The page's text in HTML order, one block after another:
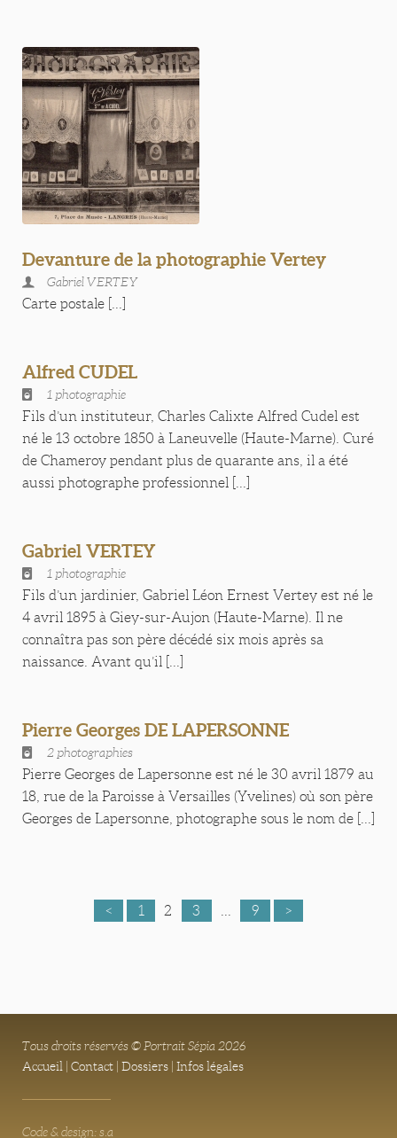
Devanture de la photographie Vertey
Gabriel VERTEY
Carte postale [...]
Alfred CUDEL
1 photographie
Fils d’un instituteur, Charles Calixte Alfred Cudel est
né le 13 octobre 1850 à Laneuvelle (Haute-Marne). Curé
de Chameroy pendant plus de quarante ans, il a été
aussi photographe professionnel [...]
Gabriel VERTEY
1 photographie
Fils d’un jardinier, Gabriel Léon Ernest Vertey est né le
4 avril 1895 à Giey-sur-Aujon (Haute-Marne). Il ne
connaîtra pas son père décédé six mois après sa
naissance. Avant qu’il [...]
Pierre Georges DE LAPERSONNE
2 photographies
Pierre Georges de Lapersonne est né le 30 avril 1879 au
18, rue de la Paroisse à Versailles (Yvelines) où son père
Georges de Lapersonne, photographe sous le nom de [...]
< 1 2 3 9 >
Tous droits réservés © Portrait Sépia 2026
Accueil | Contact | Dossiers | Infos légales
Code & design: s.a